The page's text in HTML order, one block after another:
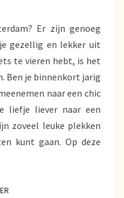
Er zijn genoeg
gezellig en lekker uit
te vieren hebt, is het
Ben je binnenkort jarig
naar een chic
liefje liever naar een
zoveel leuke plekken
kunt gaan. Op deze
LEES MEER